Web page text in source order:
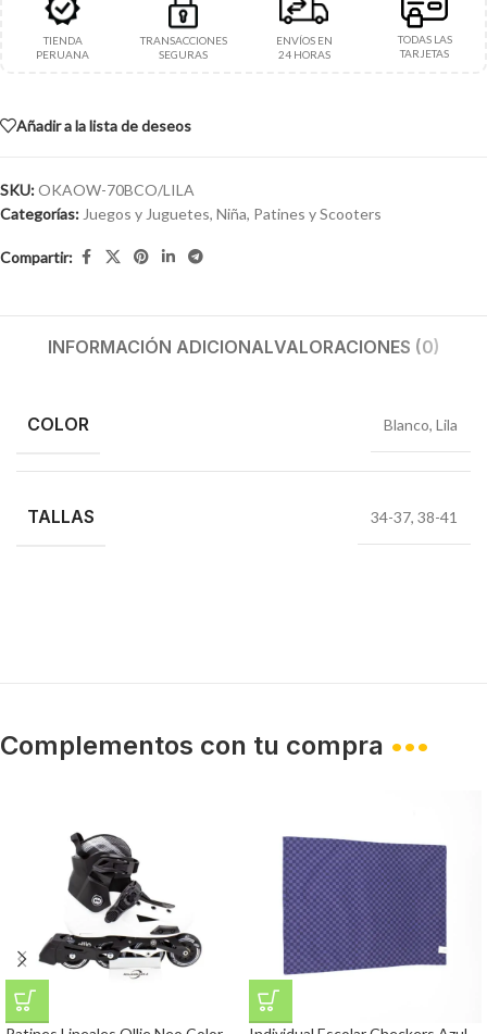
TIENDA
PERUANA
TRANSACCIONES
SEGURAS
ENVÍOS EN
24 HORAS
TODAS LAS
TARJETAS
Añadir a la lista de deseos
SKU:OKAOW-70BCO/LILA
Categorías: Juegos y Juguetes, Niña, Patines y Scooters
Compartir:
INFORMACIÓN ADICIONALVALORACIONES (0)
COLOR Blanco, Lila
TALLAS 34-37, 38-41
Complementos con tu compra •••